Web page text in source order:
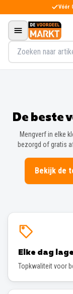
Direct naar de inhoud
Vóór
Zoeken in het
De beste
Mengverf in elke
bezorgd of gratis
Bekijk de
Elke dag
Topkwaliteit voor